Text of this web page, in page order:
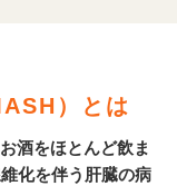
）とは
お酒をほとんど飲ま
化を伴う肝臓の病